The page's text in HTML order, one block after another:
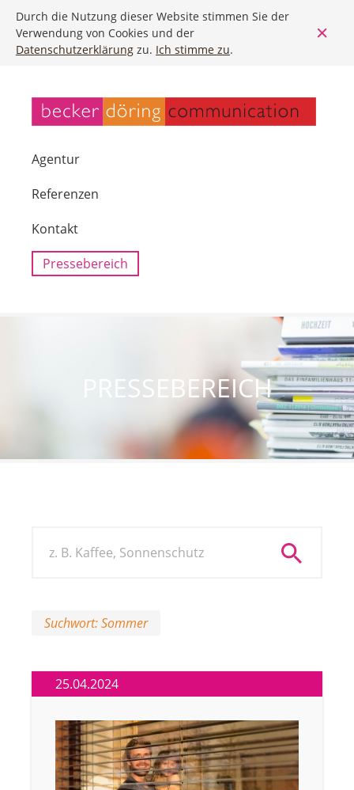
Durch die Nutzung dieser Website stimmen Sie der
Verwendung von Cookies und der
Datenschutzerklärung zu. Ich stimme zu.
Agentur
Referenzen
Kontakt
Pressebereich
PRESSEBEREICH
Suchwort: Sommer
25.04.2024